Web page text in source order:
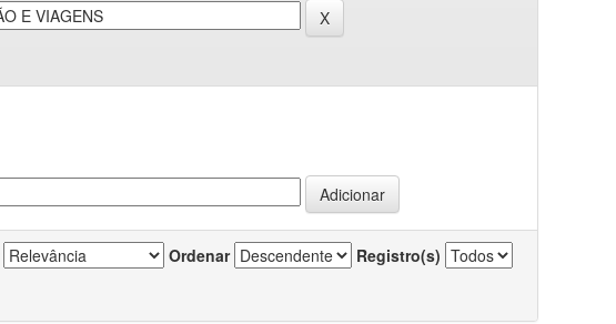
Ordenar Registro(s)